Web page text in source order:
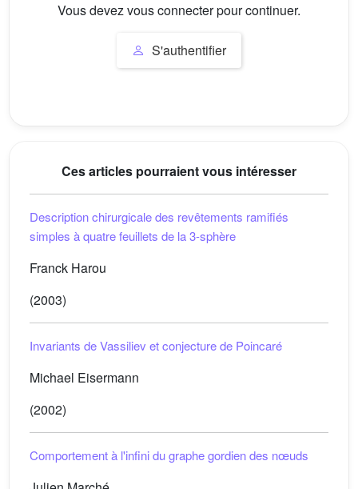
Vous devez vous connecter pour continuer.
S'authentifier
Ces articles pourraient vous intéresser
Description chirurgicale des revêtements ramifiés
simples à quatre feuillets de la 3-sphère
Franck Harou
(2003)
Invariants de Vassiliev et conjecture de Poincaré
Michael Eisermann
(2002)
Comportement à l'infini du graphe gordien des nœuds